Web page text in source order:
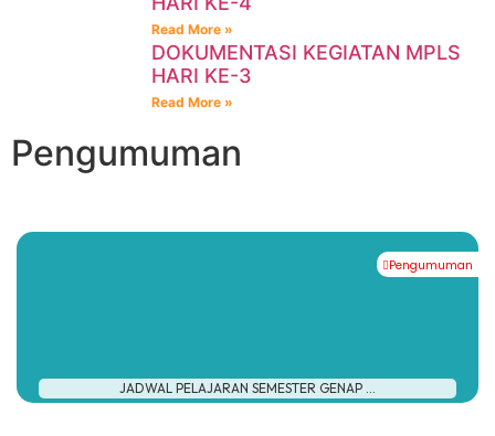
Read More »
DOKUMENTASI KEGIATAN MPLS
HARI KE-3
Read More »
Pengumuman
Pengumuman
JADWAL PELAJARAN SEMESTER GENAP ...